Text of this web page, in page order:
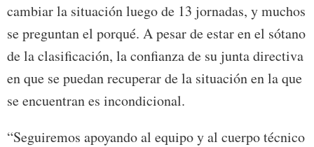
cambiar la situación luego de 13 jornadas, y muchos
se preguntan el porqué. A pesar de estar en el sótano
de la clasificación, la confianza de su junta directiva
en que se puedan recuperar de la situación en la que
se encuentran es incondicional.
“Seguiremos apoyando al equipo y al cuerpo técnico